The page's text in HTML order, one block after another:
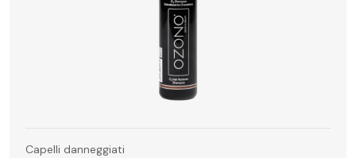
Capelli danneggiati